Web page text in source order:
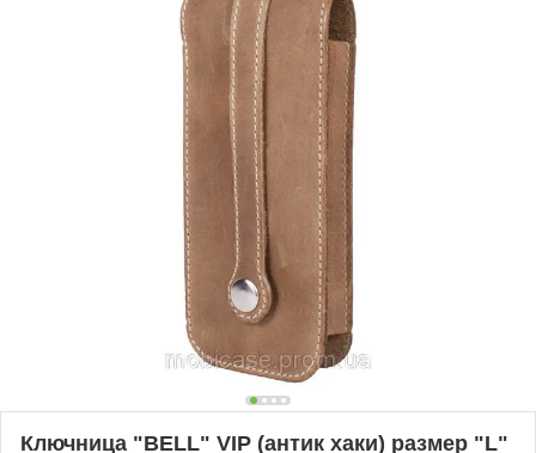
Ключница "BELL" VIP (антик хаки) размер "L"